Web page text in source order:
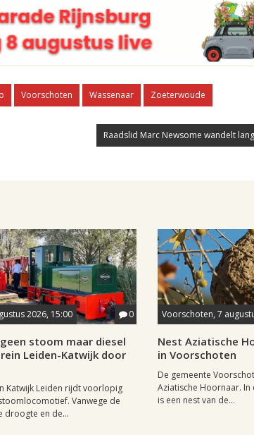
Voorschoten Wassenaar Zoeterwoude
Raadslid Marc Newsome wandelt
2026, 15:00 0
stoom maar diesel
Leiden-Katwijk door
Katwijk Leiden rijdt voorlopig
Vanwege de
droogte en de...
Voorschoten, 7
Nest Aziatische
in Voorschoten
De gemeente
Aziatische Hoornaar. In
is een nest van de...